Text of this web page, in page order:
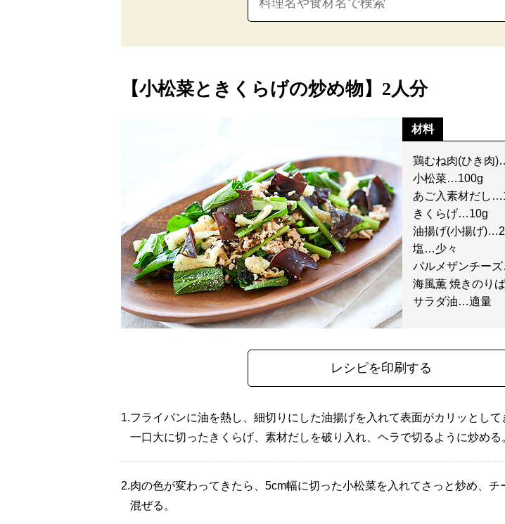
【小松菜ときくらげの炒め物】2人分
材料
鶏むね肉(ひき肉
小松菜…100g
あご入素材だし
きくらげ…10g
油揚げ(小揚げ
塩…少々
パルメザンチー
海風薫 焼きのり
サラダ油…適量
レシピを印刷する
1.フライパンに油を熱し、細切りにした油揚げを入れて表面がカリッとし
一口大に切ったきくらげ、素材だしを破り入れ、ヘラで切るように炒める
2.肉の色が変わってきたら、5cm幅に切った小松菜を入れてさっと炒め、チ
混ぜる。